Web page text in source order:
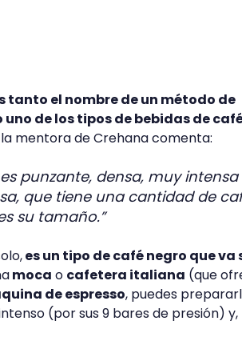
tanto el nombre de un método de
uno de los tipos de bebidas de
mentora de Crehana comenta:
punzante, densa, muy intensa
que tiene una cantidad de
su tamaño.”
es un tipo de café negro que va
moca o cafetera italiana (que
de espresso, puedes
(por sus 9 bares de presión)